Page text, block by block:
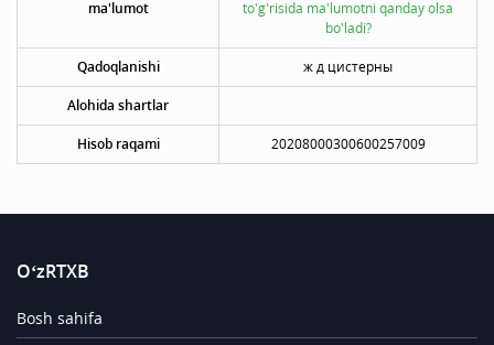
ma'lumot
to'g'risida ma'lumotni qanday olsa
bo'ladi?
Qadoqlanishi ж д цистерны
Alohida shartlar
Hisob raqami 20208000300600257009
O‘zRTXB
Bosh sahifa